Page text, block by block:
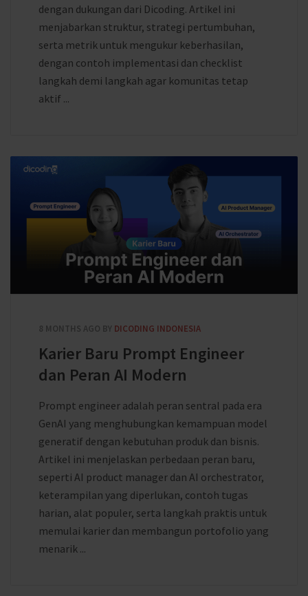
dengan dukungan dari Dicoding. Artikel ini
menjabarkan struktur, strategi pertumbuhan,
serta metrik untuk mengukur keberhasilan,
dengan contoh implementasi dan checklist
langkah demi langkah agar komunitas tetap
aktif ...
8 MONTHS AGO BY DICODING INDONESIA
Karier Baru Prompt Engineer
dan Peran AI Modern
Prompt engineer adalah peran sentral pada era
GenAI yang menghubungkan kemampuan model
generatif dengan kebutuhan produk dan bisnis.
Artikel ini menjelaskan perbedaan peran baru,
seperti AI product manager dan AI orchestrator,
keterampilan yang diperlukan, contoh tugas
harian, alat populer, serta langkah praktis untuk
memulai karier dan membangun portofolio yang
menarik ...